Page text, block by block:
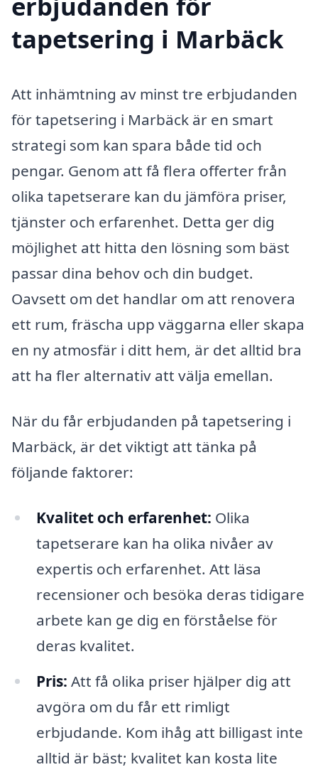
tapetsering i Marbäck
Att inhämtning av minst tre erbjudanden
för tapetsering i Marbäck är en smart
strategi som kan spara både tid och
pengar. Genom att få flera offerter från
olika tapetserare kan du jämföra priser,
tjänster och erfarenhet. Detta ger dig
möjlighet att hitta den lösning som bäst
passar dina behov och din budget.
Oavsett om det handlar om att renovera
ett rum, fräscha upp väggarna eller skapa
en ny atmosfär i ditt hem, är det alltid bra
att ha fler alternativ att välja emellan.
När du får erbjudanden på tapetsering i
Marbäck, är det viktigt att tänka på
följande faktorer:
Kvalitet och erfarenhet: Olika
tapetserare kan ha olika nivåer av
expertis och erfarenhet. Att läsa
recensioner och besöka deras tidigare
arbete kan ge dig en förståelse för
deras kvalitet.
Pris: Att få olika priser hjälper dig att
avgöra om du får ett rimligt
erbjudande. Kom ihåg att billigast inte
alltid är bäst; kvalitet kan kosta lite